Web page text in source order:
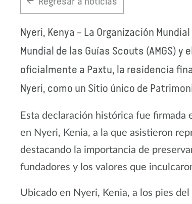
Nyeri, Kenya – La Organización
Mundial de las Guías Scouts (AMGS)
oficialmente a Paxtu, la residencia
Nyeri, como un Sitio único de
Esta declaración histórica fue firmada
en Nyeri, Kenia, a la que asistieron
destacando la importancia de
fundadores y los valores que
Ubicado en Nyeri, Kenia, a los pies